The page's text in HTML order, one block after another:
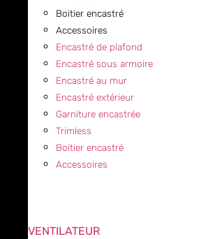
Boitier encastré
Accessoires
Encastré de plafond
Encastré sous armoire
Encastré au mur
Encastré extérieur
Garniture encastrée
Trimless
Boitier encastré
Accessoires
VENTILATEUR